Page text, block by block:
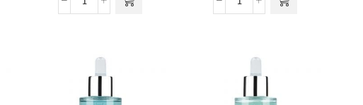
Moisturizer
Nourishing